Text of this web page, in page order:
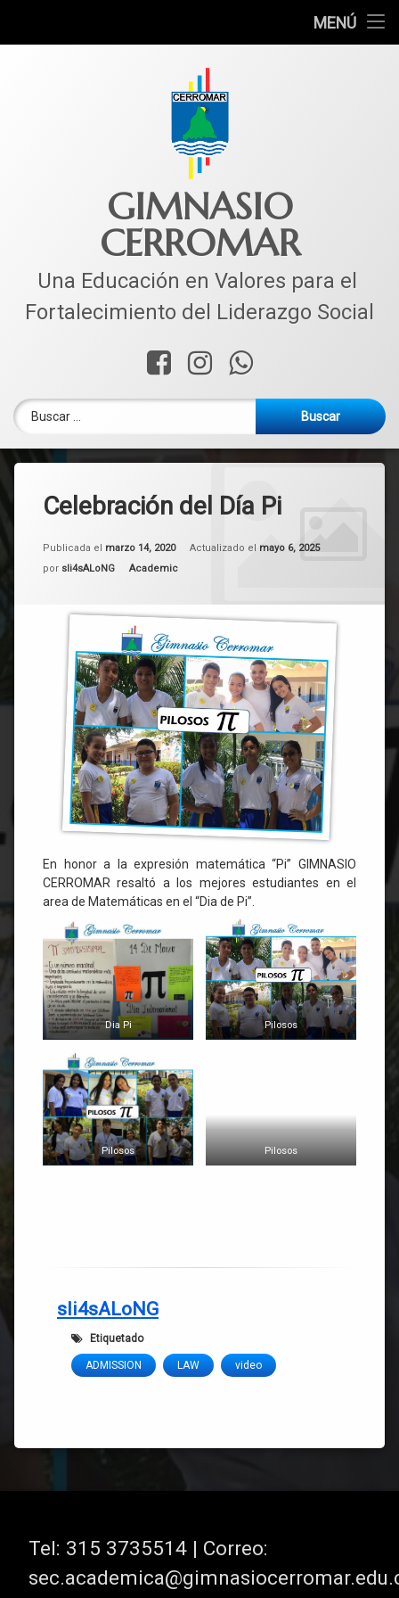
MENÚ
CONTACTO
GIMNASIO
CERROMAR
Una Educación en Valores para el
Fortalecimiento del Liderazgo Social
Facebook
InstagramWhatsApp
Celebración del Día Pi
Publicada el marzo 14, 2020 Actualizado el mayo 6, 2025
por sli4sALoNG Categorías:
Academic
En honor a la expresión matemática “Pi” GIMNASIO
CERROMAR resaltó a los mejores estudiantes en el
area de Matemáticas en el “Dia de Pi”.
Dia Pi Pilosos
Pilosos Pilosos
sli4sALoNG
Etiquetado
ADMISSION LAW video
Tel: 315 3735514 | Correo: